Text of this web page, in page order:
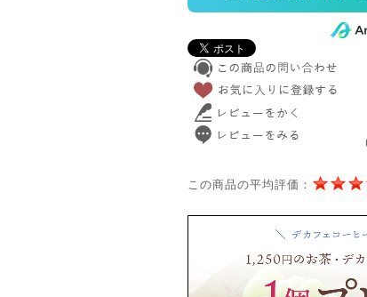
この商品の平均評価：